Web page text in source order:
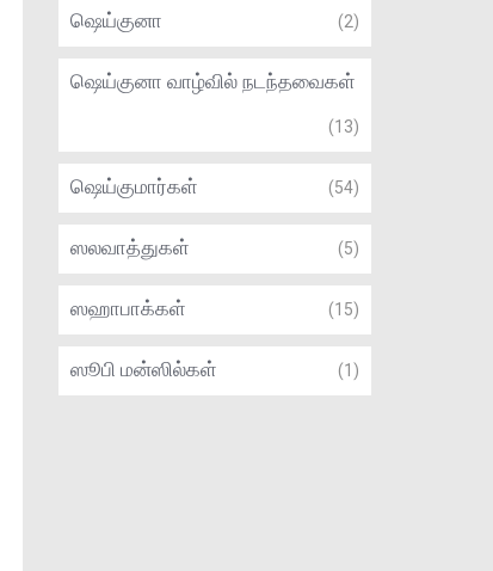
ஷெய்குனா (2)
ஷெய்குனா வாழ்வில் நடந்தவைகள்
(13)
ஷெய்குமார்கள் (54)
ஸலவாத்துகள் (5)
ஸஹாபாக்கள் (15)
ஸூபி மன்ஸில்கள் (1)